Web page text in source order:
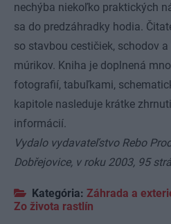
nechýba niekoľko praktických
sa do predzáhradky hodia.
so stavbou cestičiek, schodov
múrikov. Kniha je doplnená
fotografií, tabuľkami,
kapitole nasleduje krátke
informácií.
Vydalo vydavateľstvo Rebo
Dobřejovice, v roku 2003, 95
Kategória: Záhrada a
Zo života rastlín